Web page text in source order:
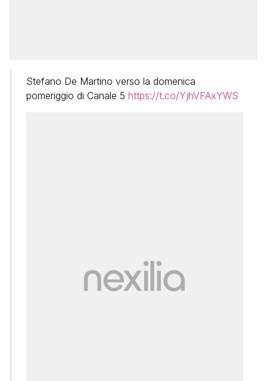
Stefano De Martino verso la domenica
pomeriggio di Canale 5 https://t.co/YjhVFAxYWS